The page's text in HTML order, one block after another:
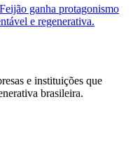
ganha protagonismo
e regenerativa.
e instituições que
brasileira.